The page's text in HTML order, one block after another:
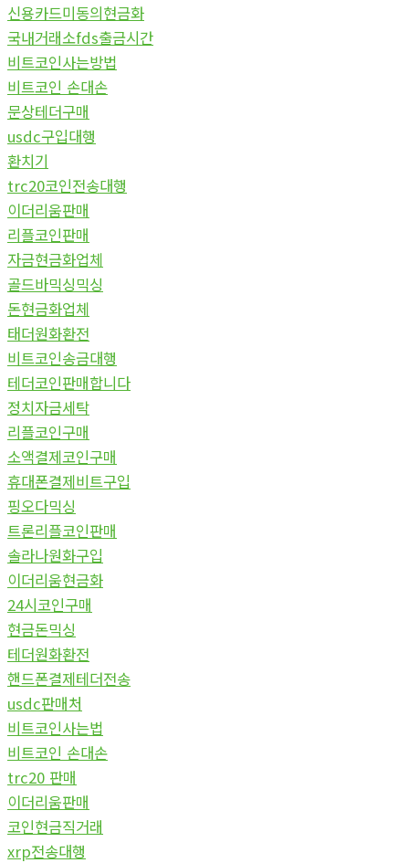
신용카드미동의현금화
국내거래소fds출금시간
비트코인사는방법
비트코인 손대손
문상테더구매
usdc구입대행
환치기
trc20코인전송대행
이더리움판매
리플코인판매
자금현금화업체
골드바믹싱믹싱
돈현금화업체
태더원화환전
비트코인송금대행
테더코인판매합니다
정치자금세탁
리플코인구매
소액결제코인구매
휴대폰결제비트구입
핑오다믹싱
트론리플코인판매
솔라나원화구입
이더리움현금화
24시코인구매
현금돈믹싱
테더원화환전
핸드폰결제테더전송
usdc판매처
비트코인사는법
비트코인 손대손
trc20 판매
이더리움판매
코인현금직거래
xrp전송대행